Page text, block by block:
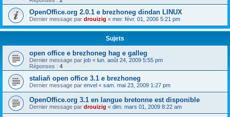
OpenOffice.org 2.0.1 e brezhoneg dindan LINUX
Dernier message par drouizig « mer. févr. 01, 2006 5:21 pm
Sujets
open office e brezhoneg hag e galleg
Dernier message par job « lun. août 24, 2009 5:55 pm
Réponses : 4
staliañ open office 3.1 e brezhoneg
Dernier message par envel « sam. mai 23, 2009 1:27 pm
OpenOffice.org 3.1 en langue bretonne est disponible
Dernier message par drouizig « dim. mars 01, 2009 8:22 am